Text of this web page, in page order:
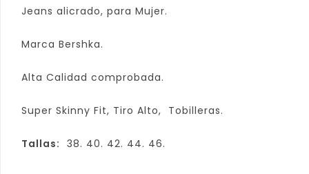
Jeans alicrado, para Mujer.
Marca Bershka.
Alta Calidad comprobada.
Super Skinny Fit, Tiro Alto, Tobilleras.
Tallas: 38. 40. 42. 44. 46.